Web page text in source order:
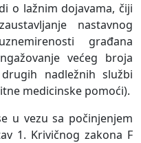
o lažnim dojavama, čiji
nastavnog
građana
većeg broja
nadležnih službi
medicinske pomoći).
u vezu sa počinjenjem
1. Krivičnog zakona F